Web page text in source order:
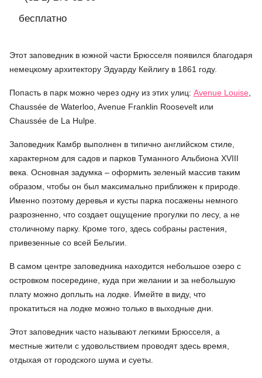
бесплатно
Этот заповедник в южной части Брюсселя появился благодаря
немецкому архитектору Эдуарду Кейлигу в 1861 году.
Попасть в парк можно через одну из этих улиц: Avenue Louise,
Chaussée de Waterloo, Avenue Franklin Roosevelt или
Chaussée de La Hulpe.
Заповедник Камбр выполнен в типично английском стиле,
характерном для садов и парков Туманного Альбиона XVIII
века. Основная задумка – оформить зеленый массив таким
образом, чтобы он был максимально приближен к природе.
Именно поэтому деревья и кусты парка посажены немного
разрозненно, что создает ощущение прогулки по лесу, а не
столичному парку. Кроме того, здесь собраны растения,
привезенные со всей Бельгии.
В самом центре заповедника находится небольшое озеро с
островком посередине, куда при желании и за небольшую
плату можно доплыть на лодке. Имейте в виду, что
прокатиться на лодке можно только в выходные дни.
Этот заповедник часто называют легкими Брюсселя, а
местные жители с удовольствием проводят здесь время,
отдыхая от городского шума и суеты.